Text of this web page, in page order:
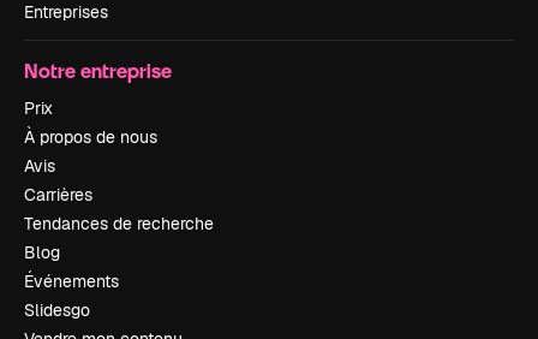
Entreprises
Notre entreprise
Prix
À propos de nous
Avis
Carrières
Tendances de recherche
Blog
Événements
Slidesgo